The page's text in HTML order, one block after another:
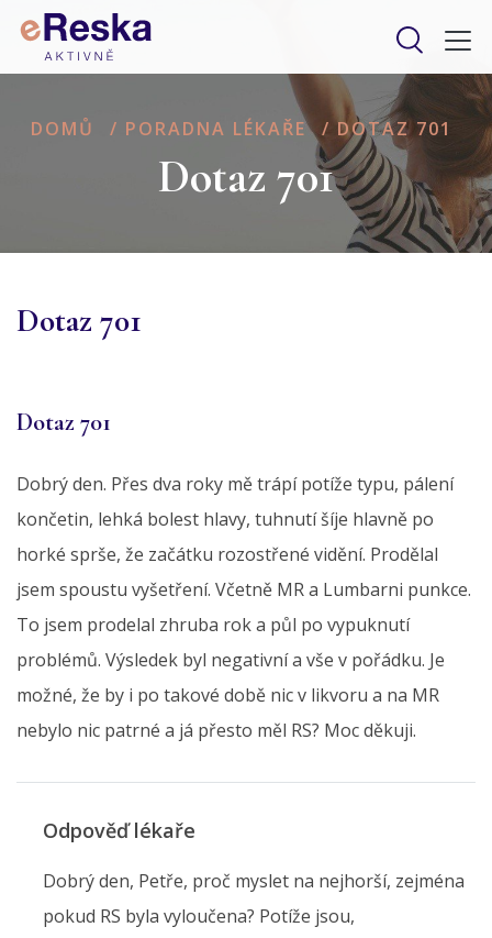
DOMŮ / PORADNA LÉKAŘE / DOTAZ 701
Dotaz 701
Dotaz 701
Dotaz 701
Dobrý den. Přes dva roky mě trápí potíže typu, pálení
končetin, lehká bolest hlavy, tuhnutí šíje hlavně po
horké sprše, že začátku rozostřené vidění. Prodělal
jsem spoustu vyšetření. Včetně MR a Lumbarni punkce.
To jsem prodelal zhruba rok a půl po vypuknutí
problémů. Výsledek byl negativní a vše v pořádku. Je
možné, že by i po takové době nic v likvoru a na MR
nebylo nic patrné a já přesto měl RS? Moc děkuji.
Odpověď lékaře
Dobrý den, Petře, proč myslet na nejhorší, zejména
pokud RS byla vyloučena? Potíže jsou,